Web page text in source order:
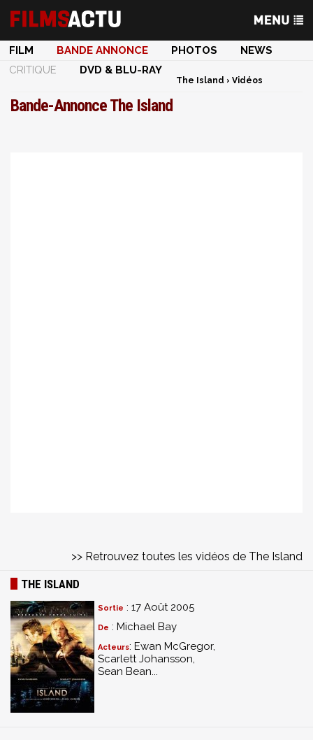
FILM BANDE ANNONCE PHOTOS
NEWS
CRITIQUE
DVD & BLU-RAY
The Island › Vidéos
Bande-Annonce The Island
>> Retrouvez toutes les vidéos de The Island
THE ISLAND
Sortie : 17 Août 2005
De : Michael Bay
Acteurs: Ewan McGregor,
Scarlett Johansson,
Sean Bean...